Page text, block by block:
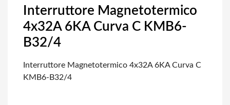
Interruttore Magnetotermico
4x32A 6KA Curva C KMB6-
B32/4
Interruttore Magnetotermico 4x32A 6KA Curva C
KMB6-B32/4